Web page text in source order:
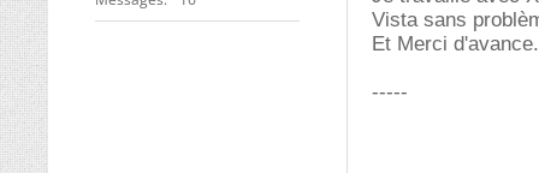
Vista sans
Et Merci d'avance.
-----